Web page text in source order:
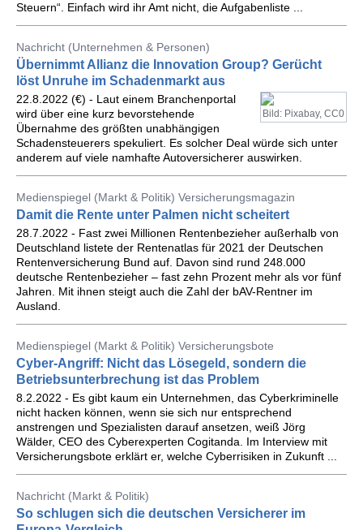
Steuern“. Einfach wird ihr Amt nicht, die Aufgabenliste ...
Nachricht (Unternehmen & Personen)
Übernimmt Allianz die Innovation Group? Gerücht
löst Unruhe im Schadenmarkt aus
Bild: Pixabay, CC0
22.8.2022 (€) - Laut einem Branchenportal
wird über eine kurz bevorstehende
Übernahme des größten unabhängigen
Schadensteuerers spekuliert. Es solcher Deal würde sich unter
anderem auf viele namhafte Autoversicherer auswirken.
Medienspiegel (Markt & Politik) Versicherungsmagazin
Damit die Rente unter Palmen nicht scheitert
28.7.2022 - Fast zwei Millionen Rentenbezieher außerhalb von
Deutschland listete der Rentenatlas für 2021 der Deutschen
Rentenversicherung Bund auf. Davon sind rund 248.000
deutsche Rentenbezieher – fast zehn Prozent mehr als vor fünf
Jahren. Mit ihnen steigt auch die Zahl der bAV-Rentner im
Ausland.
Medienspiegel (Markt & Politik) Versicherungsbote
Cyber-Angriff: Nicht das Lösegeld, sondern die
Betriebsunterbrechung ist das Problem
8.2.2022 - Es gibt kaum ein Unternehmen, das Cyberkriminelle
nicht hacken können, wenn sie sich nur entsprechend
anstrengen und Spezialisten darauf ansetzen, weiß Jörg
Wälder, CEO des Cyberexperten Cogitanda. Im Interview mit
Versicherungsbote erklärt er, welche Cyberrisiken in Zukunft ...
Nachricht (Markt & Politik)
So schlugen sich die deutschen Versicherer im